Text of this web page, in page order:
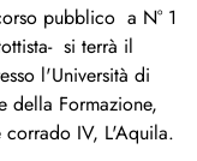
pubblico a N° 1
si terrà il
l'Università di
della Formazione,
corrado IV, L'Aquila.